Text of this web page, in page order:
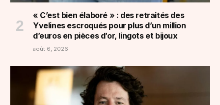
« C’est bien élaboré » : des retraités des
Yvelines escroqués pour plus d’un million
d’euros en pièces d’or, lingots et bijoux
août 6, 2026